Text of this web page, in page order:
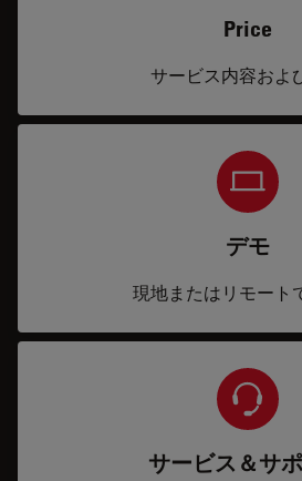
Price
サービス内容およ
デモ
現地またはリモート
サービス＆サ